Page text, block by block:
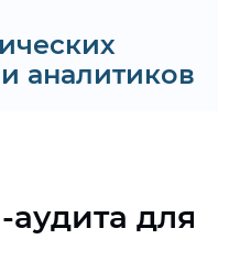
аналитиков
для